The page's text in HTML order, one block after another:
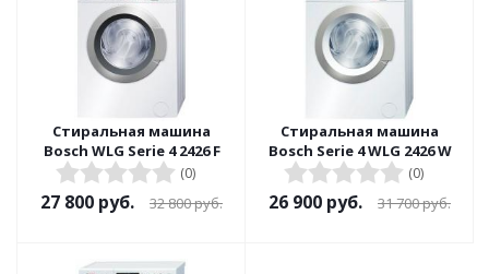
Стиральная машина
Bosch WLG Serie 4 2426 F
(0)
27 800 руб. 32 800руб.
Стиральная машина
Bosch Serie 4 WLG 2426 W
(0)
26 900 руб. 31 700руб.